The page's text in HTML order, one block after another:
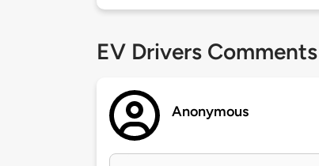
EV Drivers Comments
Anonymous